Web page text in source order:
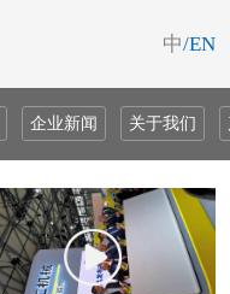
中/EN
企业新闻 关于我们